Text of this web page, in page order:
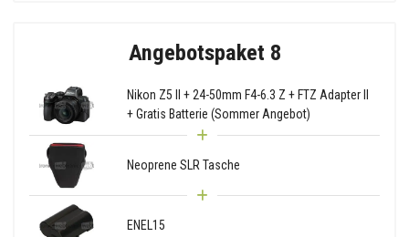
Angebotspaket 8
Nikon Z5 II + 24-50mm F4-6.3 Z + FTZ Adapter II
+ Gratis Batterie (Sommer Angebot)
Neoprene SLR Tasche
ENEL15